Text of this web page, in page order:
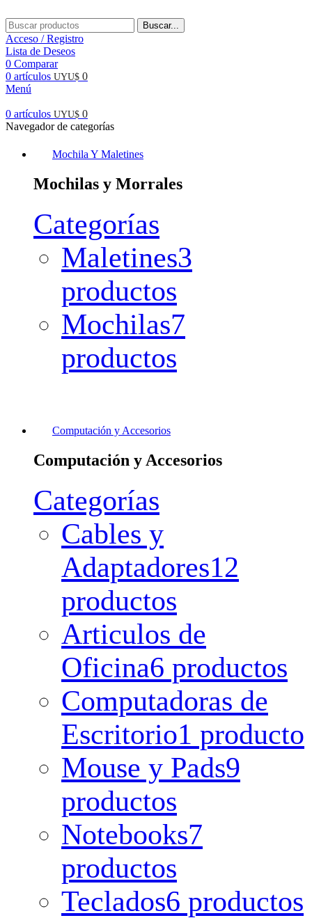
Buscar...
Acceso / Registro
Lista de Deseos
0 Comparar
0 artículos UYU$ 0
Menú
0 artículos UYU$ 0
Navegador de categorías
Mochila Y Maletines
Mochilas y Morrales
Categorías
Maletines3
productos
Mochilas7
productos
Computación y Accesorios
Computación y Accesorios
Categorías
Cables y
Adaptadores12
productos
Articulos de
Oficina6 productos
Computadoras de
Escritorio1 producto
Mouse y Pads9
productos
Notebooks7
productos
Teclados6 productos